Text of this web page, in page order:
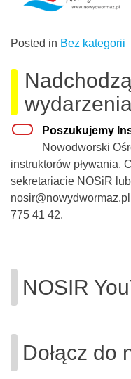
Posted in Bez kategorii
Poszukujemy
Nowodworski
instruktorów pływania.
sekretariacie NOSiR
775 41 42.
NOSIR
Dołącz do